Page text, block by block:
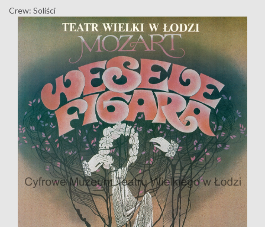
Crew: Soliści